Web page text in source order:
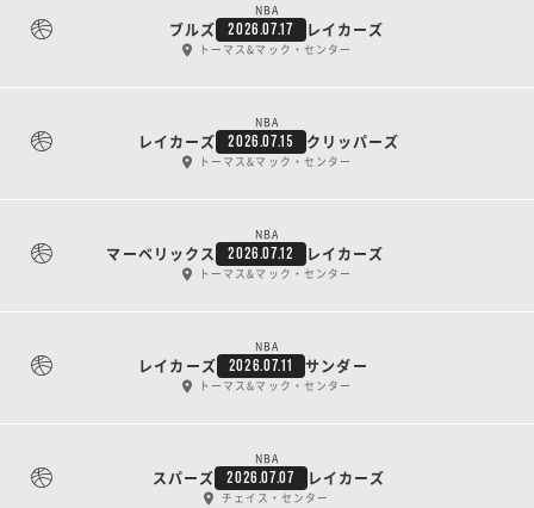
NBA
ブルズ 2026.07.17 レイカーズ
トーマス&マック・センター
NBA
レイカーズ 2026.07.15 クリッパーズ
トーマス&マック・センター
NBA
マーベリックス 2026.07.12 レイカーズ
トーマス&マック・センター
NBA
レイカーズ 2026.07.11 サンダー
トーマス&マック・センター
NBA
スパーズ 2026.07.07 レイカーズ
チェイス・センター